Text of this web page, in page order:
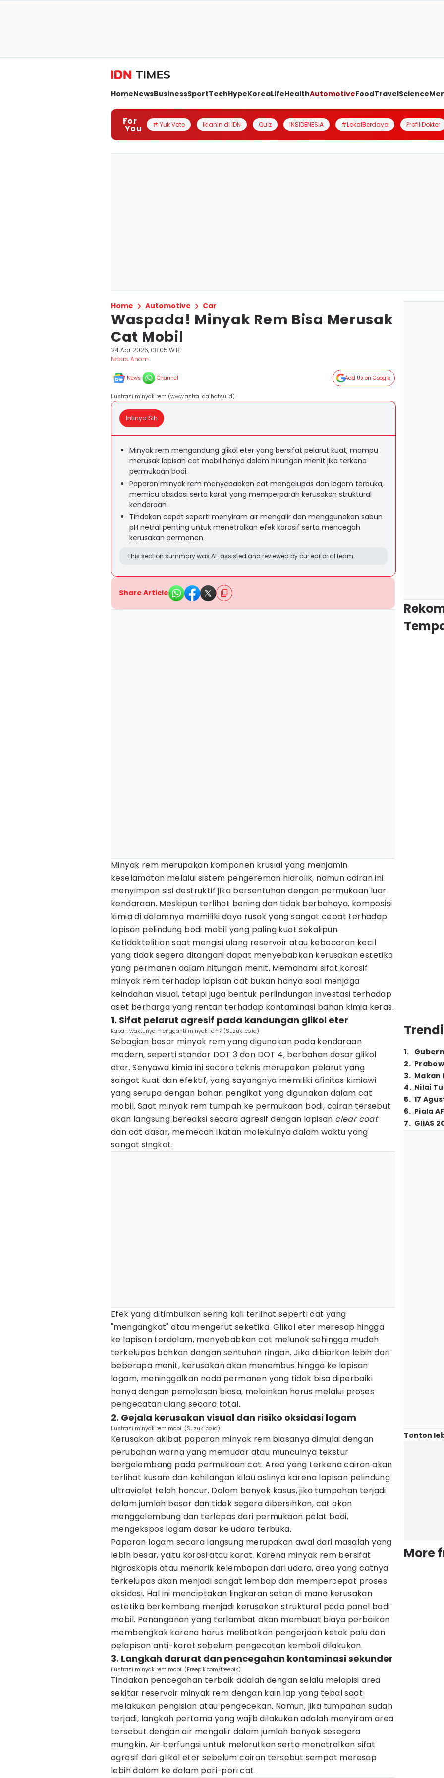
HomeNewsBusinessSportTechHypeKoreaLifeHealthAutomotiveFoodTravelScience
For
You # Yuk Vote Iklanin di IDN Quiz INSIDENESIA #LokalBerdaya Profil Dokter
Home Automotive Car
Waspada! Minyak Rem Bisa Merusak
Cat Mobil
24 Apr 2026, 08:05 WIB
Ndoro Anom
News Channel Add Us on Google
Ilustrasi minyak rem (www.astra-daihatsu.id)
Intinya Sih
Minyak rem mengandung glikol eter yang bersifat pelarut kuat, mampu
merusak lapisan cat mobil hanya dalam hitungan menit jika terkena
permukaan bodi.
Paparan minyak rem menyebabkan cat mengelupas dan logam terbuka,
memicu oksidasi serta karat yang memperparah kerusakan struktural
kendaraan.
Tindakan cepat seperti menyiram air mengalir dan menggunakan sabun
pH netral penting untuk menetralkan efek korosif serta mencegah
kerusakan permanen.
This section summary was AI-assisted and reviewed by our editorial team.
Share Article
Minyak rem merupakan komponen krusial yang menjamin
keselamatan melalui sistem pengereman hidrolik, namun cairan ini
menyimpan sisi destruktif jika bersentuhan dengan permukaan luar
kendaraan. Meskipun terlihat bening dan tidak berbahaya, komposisi
kimia di dalamnya memiliki daya rusak yang sangat cepat terhadap
lapisan pelindung bodi mobil yang paling kuat sekalipun.
Ketidaktelitian saat mengisi ulang reservoir atau kebocoran kecil
yang tidak segera ditangani dapat menyebabkan kerusakan estetika
yang permanen dalam hitungan menit. Memahami sifat korosif
minyak rem terhadap lapisan cat bukan hanya soal menjaga
keindahan visual, tetapi juga bentuk perlindungan investasi terhadap
aset berharga yang rentan terhadap kontaminasi bahan kimia keras.
1. Sifat pelarut agresif pada kandungan glikol eter
Kapan waktunya mengganti minyak rem? (Suzuki.co.id)
Sebagian besar minyak rem yang digunakan pada kendaraan
modern, seperti standar DOT 3 dan DOT 4, berbahan dasar glikol
eter. Senyawa kimia ini secara teknis merupakan pelarut yang
sangat kuat dan efektif, yang sayangnya memiliki afinitas kimiawi
yang serupa dengan bahan pengikat yang digunakan dalam cat
mobil. Saat minyak rem tumpah ke permukaan bodi, cairan tersebut
akan langsung bereaksi secara agresif dengan lapisan clear coat
dan cat dasar, memecah ikatan molekulnya dalam waktu yang
sangat singkat.
Efek yang ditimbulkan sering kali terlihat seperti cat yang
"mengangkat" atau mengerut seketika. Glikol eter meresap hingga
ke lapisan terdalam, menyebabkan cat melunak sehingga mudah
terkelupas bahkan dengan sentuhan ringan. Jika dibiarkan lebih dari
beberapa menit, kerusakan akan menembus hingga ke lapisan
logam, meninggalkan noda permanen yang tidak bisa diperbaiki
hanya dengan pemolesan biasa, melainkan harus melalui proses
pengecatan ulang secara total.
2. Gejala kerusakan visual dan risiko oksidasi logam
Ilustrasi minyak rem mobil (Suzuki.co.id)
Kerusakan akibat paparan minyak rem biasanya dimulai dengan
perubahan warna yang memudar atau munculnya tekstur
bergelombang pada permukaan cat. Area yang terkena cairan akan
terlihat kusam dan kehilangan kilau aslinya karena lapisan pelindung
ultraviolet telah hancur. Dalam banyak kasus, jika tumpahan terjadi
dalam jumlah besar dan tidak segera dibersihkan, cat akan
menggelembung dan terlepas dari permukaan pelat bodi,
mengekspos logam dasar ke udara terbuka.
Paparan logam secara langsung merupakan awal dari masalah yang
lebih besar, yaitu korosi atau karat. Karena minyak rem bersifat
higroskopis atau menarik kelembapan dari udara, area yang catnya
terkelupas akan menjadi sangat lembap dan mempercepat proses
oksidasi. Hal ini menciptakan lingkaran setan di mana kerusakan
estetika berkembang menjadi kerusakan struktural pada panel bodi
mobil. Penanganan yang terlambat akan membuat biaya perbaikan
membengkak karena harus melibatkan pengerjaan ketok palu dan
pelapisan anti-karat sebelum pengecatan kembali dilakukan.
3. Langkah darurat dan pencegahan kontaminasi sekunder
ilustrasi minyak rem mobil (Freepik.com/freepik)
Tindakan pencegahan terbaik adalah dengan selalu melapisi area
sekitar reservoir minyak rem dengan kain lap yang tebal saat
melakukan pengisian atau pengecekan. Namun, jika tumpahan sudah
terjadi, langkah pertama yang wajib dilakukan adalah menyiram area
tersebut dengan air mengalir dalam jumlah banyak sesegera
mungkin. Air berfungsi untuk melarutkan serta menetralkan sifat
agresif dari glikol eter sebelum cairan tersebut sempat meresap
lebih dalam ke dalam pori-pori cat.
1.
2.
3. Makan
4. Nilai
5. 17
6. Piala
7. GIIAS
Tonton
More